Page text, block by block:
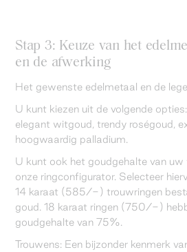
Stap 3: Keuze van het
en de afwerking
Het gewenste edelmetaal en de
U kunt kiezen uit de volgende
elegant witgoud, trendy roségoud,
hoogwaardig palladium.
U kunt ook het goudgehalte van uw
onze ringconfigurator. Selecteer
14 karaat (585/-) trouwringen
goud. 18 karaat ringen (750/-)
goudgehalte van 75%.
Trouwens: Een bijzonder kenmerk